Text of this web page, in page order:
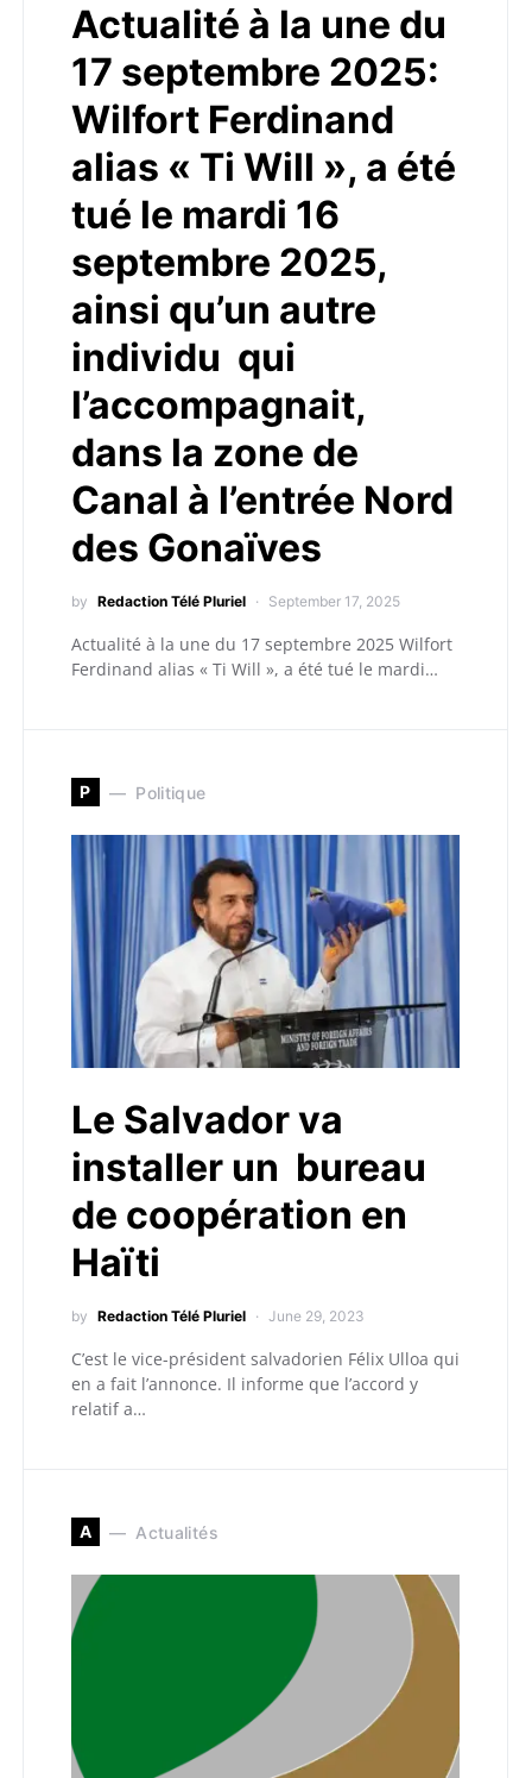
Actualité à la une du
17 septembre 2025:
Wilfort Ferdinand
alias « Ti Will », a été
tué le mardi 16
septembre 2025,
ainsi qu’un autre
individu qui
l’accompagnait,
dans la zone de
Canal à l’entrée Nord
des Gonaïves
by Redaction Télé Pluriel September 17, 2025
Actualité à la une du 17 septembre 2025 Wilfort
Ferdinand alias « Ti Will », a été tué le mardi…
P Politique
Le Salvador va
installer un bureau
de coopération en
Haïti
by Redaction Télé Pluriel June 29, 2023
C’est le vice-président salvadorien Félix Ulloa qui
en a fait l’annonce. Il informe que l’accord y
relatif a…
A Actualités